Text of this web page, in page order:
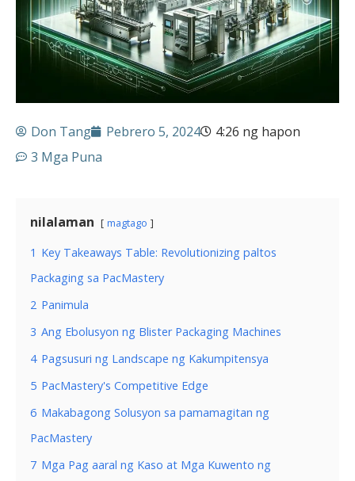
Don Tang Pebrero 5, 2024
4:26 ng hapon
3 Mga Puna
nilalaman magtago
1 Key Takeaways Table: Revolutionizing paltos
Packaging sa PacMastery
2 Panimula
3 Ang Ebolusyon ng Blister Packaging Machines
4 Pagsusuri ng Landscape ng Kakumpitensya
5 PacMastery's Competitive Edge
6 Makabagong Solusyon sa pamamagitan ng
PacMastery
7 Mga Pag aaral ng Kaso at Mga Kuwento ng